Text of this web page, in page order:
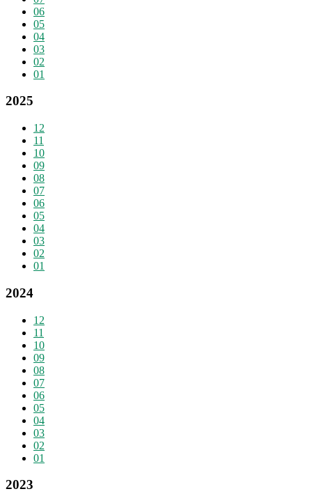
06
05
04
03
02
01
2025
12
11
10
09
08
07
06
05
04
03
02
01
2024
12
11
10
09
08
07
06
05
04
03
02
01
2023